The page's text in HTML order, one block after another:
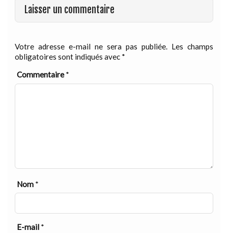
Laisser un commentaire
Votre adresse e-mail ne sera pas publiée. Les champs
obligatoires sont indiqués avec *
Commentaire*
Nom *
E-mail *